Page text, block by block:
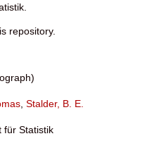
repository.
Stalder, B. E.
für Statistik